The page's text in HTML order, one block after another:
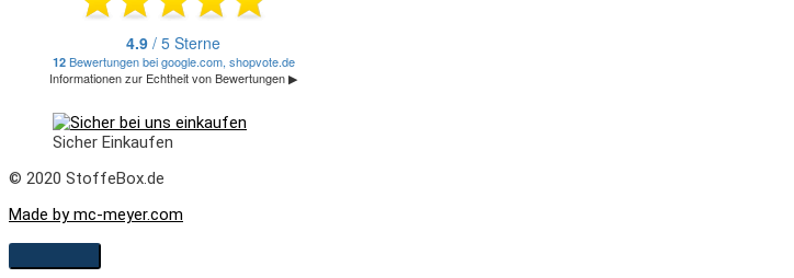
Sicher Einkaufen
© 2020 StoffeBox.de
Made by mc-meyer.com